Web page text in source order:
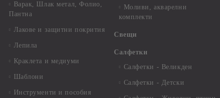
Варак, Шлак метал, Фолио,
Пантна
Лакове и защитни покрития
Лепила
Краклета и медиуми
Шаблони
Инструменти и пособия
Моливи, акварелни
комплекти
Свещи
Салфетки
Салфетки - Великден
Салфетки - Детски